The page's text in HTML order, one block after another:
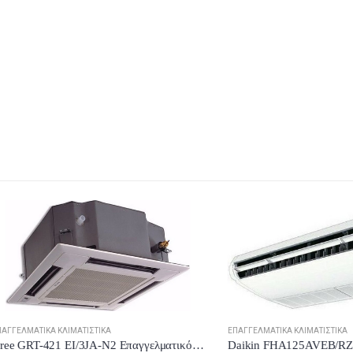
ΚΛΙΜΑΤΙΣΤΙΚΆ
Gree GRT-421 EI/3JA-N2 Επαγγελματικό Κλιματιστικό Inverter Κασέτα 36000 BTU
ΕΠΑΓΓΕΛΜΑΤΙΚΆ ΚΛΙΜΑΤΙΣΤΙΚΆ